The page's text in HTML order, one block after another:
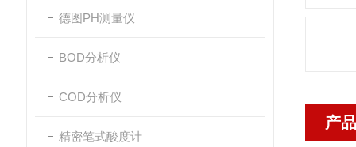
德图PH测量仪
BOD分析仪
COD分析仪
精密笔式酸度计
产